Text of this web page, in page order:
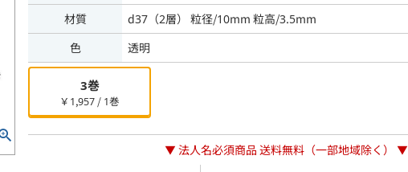
材質
d37（2層） 粒径/10mm 粒高/3.5mm
色
透明
3巻
￥1,957 / 1巻
▼ 法人名必須商品 送料無料（一部地域除く） ▼